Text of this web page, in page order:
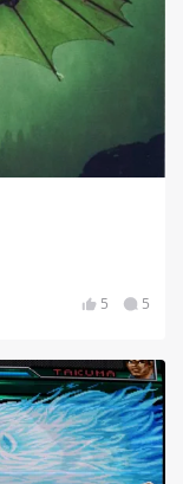
5 5